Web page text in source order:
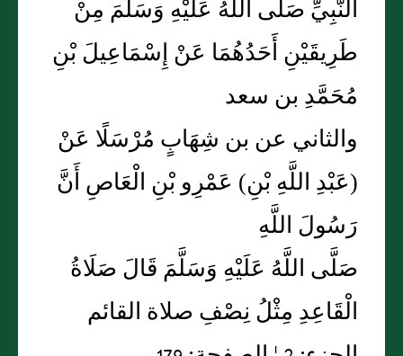
النَّبِيِّ صَلَّى اللَّهُ عَلَيْهِ وَسَلَّمَ مِنْ
طَرِيقَيْنِ أَحَدُهُمَا عَنْ إِسْمَاعِيلَ بْنِ
مُحَمَّدِ بن سعد
والثاني عن بن شِهَابٍ مُرْسَلًا عَنْ
(عَبْدِ اللَّهِ بْنِ) عَمْرِو بْنِ الْعَاصِ أَنَّ
رَسُولَ اللَّهِ
صَلَّى اللَّهُ عَلَيْهِ وَسَلَّمَ قَالَ صَلَاةُ
الْقَاعِدِ مِثْلُ نِصْفِ صلاة القائم